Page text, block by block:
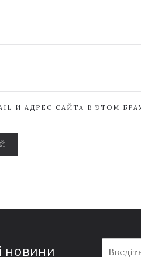
И АДРЕС САЙТА В ЭТОМ
новини